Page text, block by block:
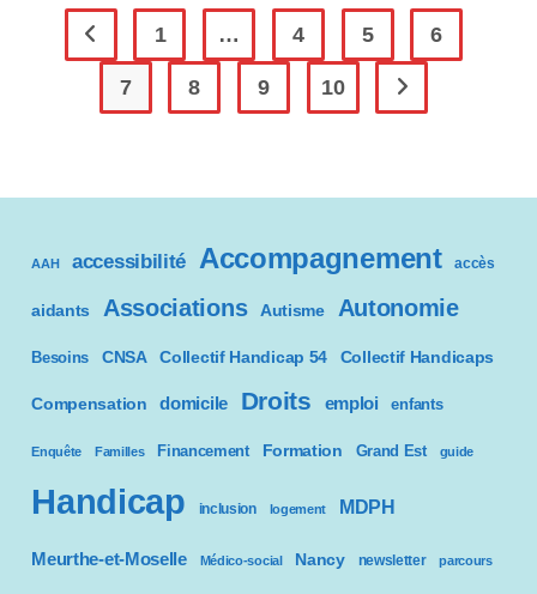
Handicap
Accompagnements
Go to the previous page
1 … 4 5 6
7 8 9 10 Aller à la page
AAH accessibilité Accompagnement accès
aidants Associations Autisme Autonomie
Besoins CNSA Collectif Handicap 54 Collectif Handicaps
Compensation domicile Droits emploi enfants
Enquête Familles Financement Formation Grand Est guide
Handicap inclusion logement MDPH
Meurthe-et-Moselle Médico-social Nancy newsletter parcours